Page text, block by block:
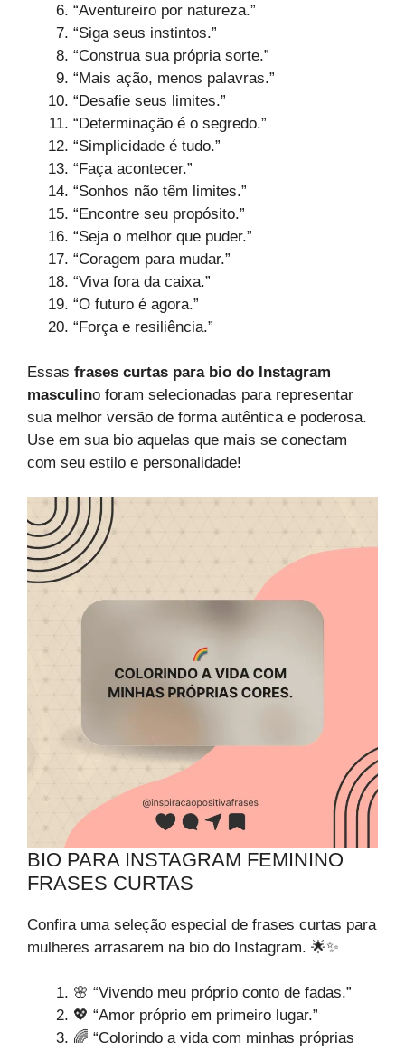
“Aventureiro por natureza.”
“Siga seus instintos.”
“Construa sua própria sorte.”
“Mais ação, menos palavras.”
“Desafie seus limites.”
“Determinação é o segredo.”
“Simplicidade é tudo.”
“Faça acontecer.”
“Sonhos não têm limites.”
“Encontre seu propósito.”
“Seja o melhor que puder.”
“Coragem para mudar.”
“Viva fora da caixa.”
“O futuro é agora.”
“Força e resiliência.”
Essas frases curtas para bio do Instagram
masculino foram selecionadas para representar
sua melhor versão de forma autêntica e poderosa.
Use em sua bio aquelas que mais se conectam
com seu estilo e personalidade!
BIO PARA INSTAGRAM FEMININO
FRASES CURTAS
Confira uma seleção especial de frases curtas para
mulheres arrasarem na bio do Instagram. 🌟✨
🌸 “Vivendo meu próprio conto de fadas.”
💖 “Amor próprio em primeiro lugar.”
🌈 “Colorindo a vida com minhas próprias